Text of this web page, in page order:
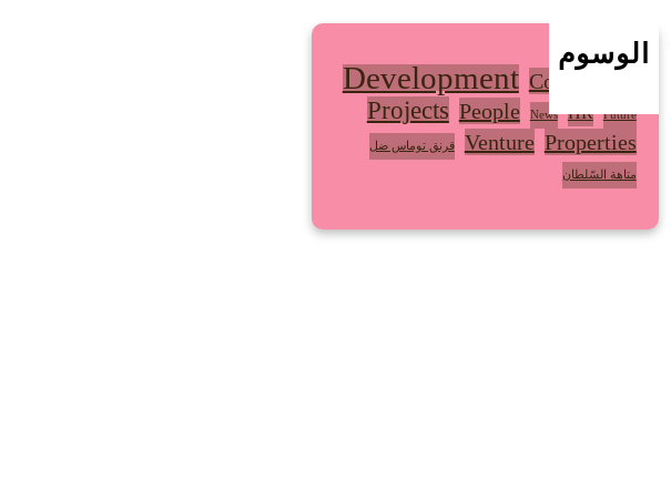
الوسوم
Community
Development
Future
HR
News
People
Projects
Properties
Venture قرنق توماس ضل
متاهة السّلطان